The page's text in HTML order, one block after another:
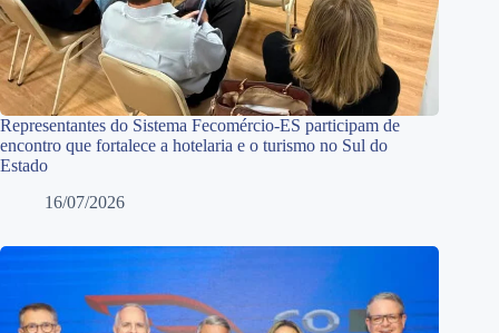
Representantes do Sistema Fecomércio-ES participam de
encontro que fortalece a hotelaria e o turismo no Sul do
Estado
16/07/2026